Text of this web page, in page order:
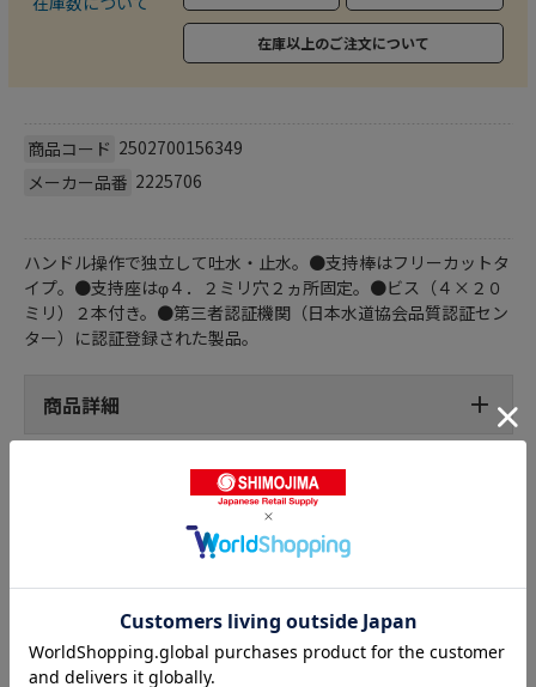
在庫以上のご注文について
商品コード 2502700156349
メーカー品番 2225706
ハンドル操作で独立して吐水・止水。●支持棒はフリーカットタ
イプ。●支持座はφ４．２ミリ穴２ヵ所固定。●ビス（４×２０
ミリ）２本付き。●第三者認証機関（日本水道協会品質認証セン
ター）に認証登録された製品。
商品詳細
給水設備用継手の人気商品との比較